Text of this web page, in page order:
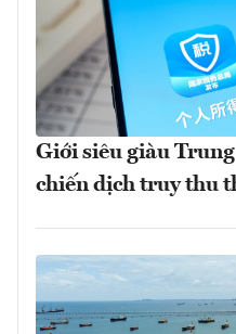
Giới siêu giàu
chiến dịch truy thu